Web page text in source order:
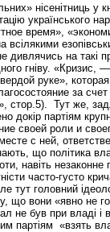
нісенітниць
українського
время»,
всілякими
дивлячись на такі
гніву.
руке»,
за
стор.5). Тут же,
докір партіям
своей роли и
с ней,
що політика
навіть
часто-густо
тут головний
що вони «явно не
не був при владі і
партіям «взять